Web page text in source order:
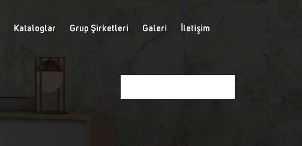
Kataloglar Grup Şirketleri Galeri İletişim